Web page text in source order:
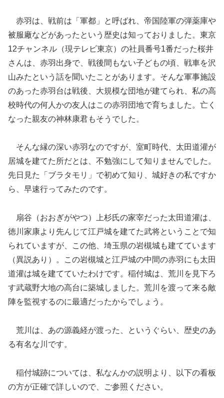
赤羽は、戦前は「軍都」と呼ばれ、帝国陸軍の弾薬庫や
被服廠などがあったという歴史は知っておりました。東京
12チャンネル（現テレビ東京）の社員番号1番だった桜井
さんは、赤羽出身で、戦後間もない子どもの頃、戦車を沢
山みたという話を聞いたことがあります。そんな軍事施設
のあった赤羽台は戦後、大規模な団地が建てられ、私の高
校時代の何人かの友人はこの赤羽団地で育ちました。亡く
なった親友の神林康君もそうでした。
そんな縁の深い赤羽なのですが、室町時代、太田道灌が
居城を建てた所だとは、不勉強にして知りませんでした。
先日見た「ブラタモリ」で初めて知り、城好きの私ですか
ら、早速行ってみたのです。
扇谷（おおぎがやつ）上杉氏の家宰だった太田道灌は、
徳川家康より先んじて江戸城を建てた武将ということで知
られていますが、この他、埼玉県の岩槻城も建てています
（異説あり）。この岩槻城と江戸城の中間の赤羽にも太田
道灌は城を建てていたわけです。稲付城は、荒川を見下ろ
す武蔵野大地の高台に築城しました。荒川を渡って来る敵
陣を監視するのに最適だったからでしょう。
荒川は、あの源義経が渡った、というぐらい、歴史のあ
る有名な川です。
稲付城跡については、私なんかの説明より、以下の看板
の方が正確で詳しいので、ご参照ください。